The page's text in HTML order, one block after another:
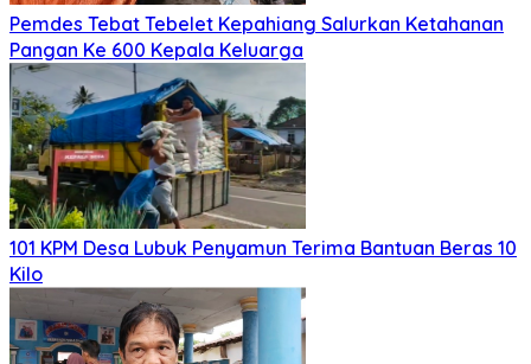
Pemdes Tebat Tebelet Kepahiang Salurkan Ketahanan
Pangan Ke 600 Kepala Keluarga
101 KPM Desa Lubuk Penyamun Terima Bantuan Beras 10
Kilo